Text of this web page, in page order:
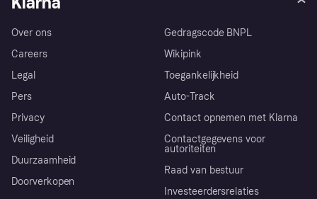
Over ons
Careers
Legal
Pers
Privacy
Veiligheid
Duurzaamheid
Doorverkopen
Gedragscode BNPL
Wikipink
Toegankelijkheid
Auto-Track
Contact opnemen met Klarna
Contactgegevens voor
autoriteiten
Raad van bestuur
Investeerdersrelaties